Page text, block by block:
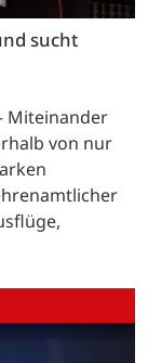
sucht
Miteinander
von nur